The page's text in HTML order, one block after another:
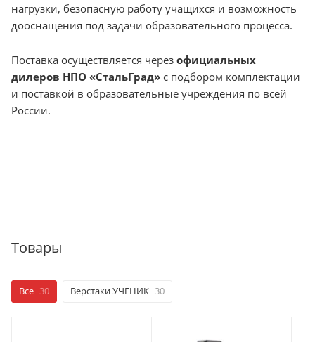
нагрузки, безопасную работу учащихся и возможность
дооснащения под задачи образовательного процесса.
Поставка осуществляется через официальных
дилеров НПО «СтальГрад» с подбором комплектации
и поставкой в образовательные учреждения по всей
России.
Товары
Все 30 Верстаки УЧЕНИК 30